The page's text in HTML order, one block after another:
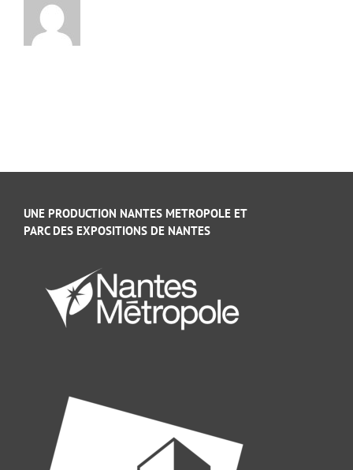
UNE PRODUCTION NANTES METROPOLE ET
PARC DES EXPOSITIONS DE NANTES